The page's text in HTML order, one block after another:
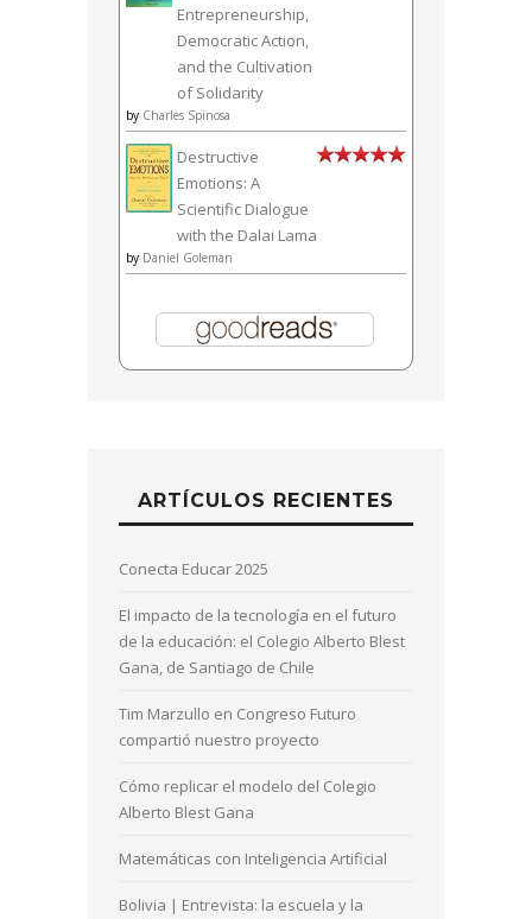
Entrepreneurship,
Democratic Action,
and the Cultivation
of Solidarity
by Charles Spinosa
Destructive
Emotions: A
Scientific Dialogue
with the Dalai Lama
by Daniel Goleman
ARTÍCULOS RECIENTES
Conecta Educar 2025
El impacto de la tecnología en el futuro
de la educación: el Colegio Alberto Blest
Gana, de Santiago de Chile
Tim Marzullo en Congreso Futuro
compartió nuestro proyecto
Cómo replicar el modelo del Colegio
Alberto Blest Gana
Matemáticas con Inteligencia Artificial
Bolivia | Entrevista: la escuela y la